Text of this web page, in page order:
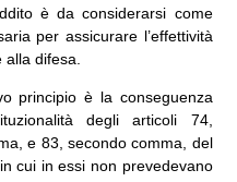
è da considerarsi come
per assicurare l’effettività
difesa.
principio è la conseguenza
degli articoli 74,
e 83, secondo comma, del
cui in essi non prevedevano